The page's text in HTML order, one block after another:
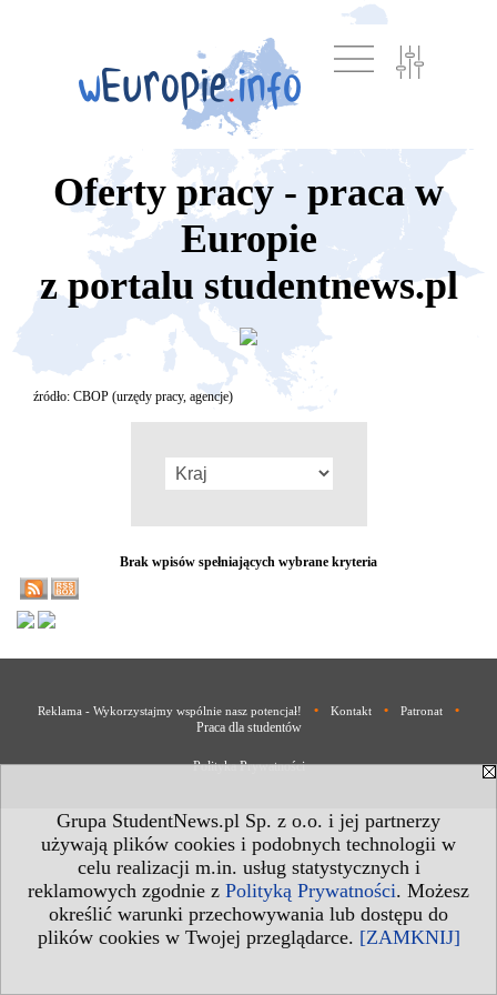
Grupa StudentNews.pl Sp. z o.o. i jej partnerzy
używają plików cookies i podobnych technologii w
celu realizacji m.in. usług statystycznych i
reklamowych zgodnie z Polityką Prywatności. Możesz
określić warunki przechowywania lub dostępu do
plików cookies w Twojej przeglądarce. [ZAMKNIJ]
Oferty pracy - praca w
Europie
z portalu studentnews.pl
źródło: CBOP (urzędy pracy, agencje)
Brak wpisów spełniających wybrane kryteria
Reklama - Wykorzystajmy wspólnie nasz potencjał! • Kontakt • Patronat
•
Praca dla studentów
Polityka Prywatności